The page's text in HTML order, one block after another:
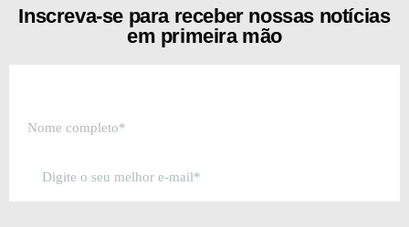
Inscreva-se para receber nossas notícias
em primeira mão